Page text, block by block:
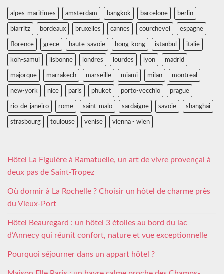
alpes-maritimes amsterdam bangkok barcelone berlin
biarritz bordeaux bruxelles cannes courchevel espagne
florence grece haute-savoie hong-kong istanbul italie
koh-samui lisbonne londres lourdes lyon madrid
majorque marrakech marseille miami milan montreal
new-york nice paris phuket porto-vecchio prague
rio-de-janeiro rome saint-malo sardaigne savoie shanghai
strasbourg toulouse venise vienna - wien
Hôtel La Figuière à Ramatuelle, un art de vivre provençal à
deux pas de Saint-Tropez
Où dormir à La Rochelle ? Choisir un hôtel de charme près
du Vieux-Port
Hôtel Beauregard : un hôtel 3 étoiles au bord du lac
d’Annecy qui réunit confort, nature et vue exceptionnelle
Pourquoi séjourner dans un appart hôtel ?